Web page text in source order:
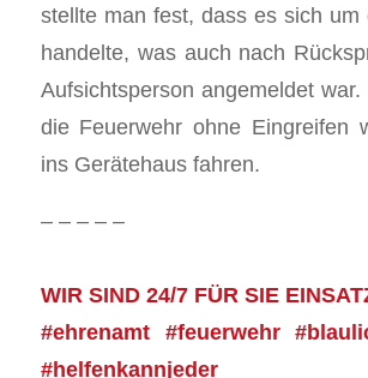
stellte man fest, dass es sich um
handelte, was auch nach
Aufsichtsperson angemeldet
die Feuerwehr ohne Eingreifen
ins Gerätehaus fahren.
– – – – –
WIR SIND 24/7 FÜR SIE
#ehrenamt #feuerwehr
#helfenkannjeder